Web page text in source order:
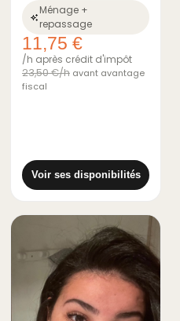
Ménage +
repassage
11,75 €
/h après crédit d'impôt
23,50 €/h avant avantage
fiscal
Voir ses disponibilités